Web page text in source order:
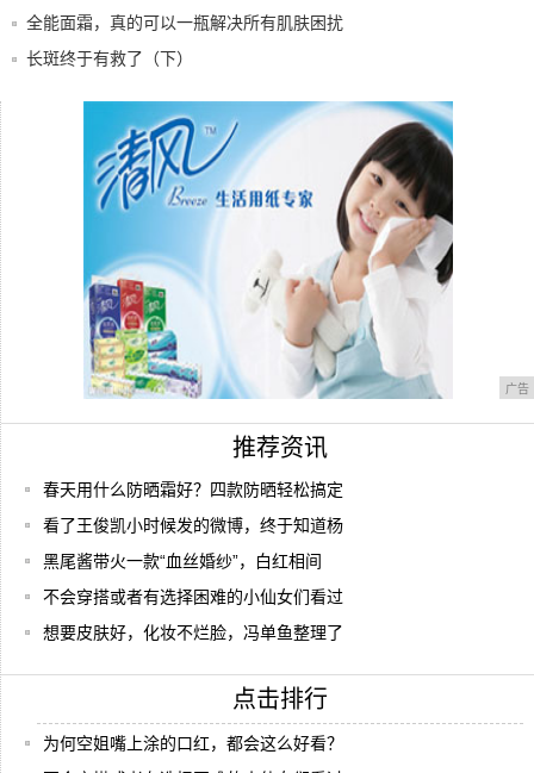
的成长
全能面霜，真的可以一瓶解决所有肌肤困扰
吗？
长斑终于有救了（下）
2020年胡润富豪榜：马云第一，许家印资产
广告
推荐资讯
春天用什么防晒霜好？四款防晒轻松搞定
看了王俊凯小时候发的微博，终于知道杨
黑尾酱带火一款“血丝婚纱”，白红相间
不会穿搭或者有选择困难的小仙女们看过
想要皮肤好，化妆不烂脸，冯单鱼整理了
点击排行
为何空姐嘴上涂的口红，都会这么好看？